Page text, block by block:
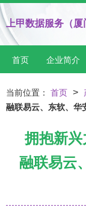
上甲数据服务（厦
首页 企业简介
当前位置： 首页 >
融联易云、东软、华
拥抱新
融联易云